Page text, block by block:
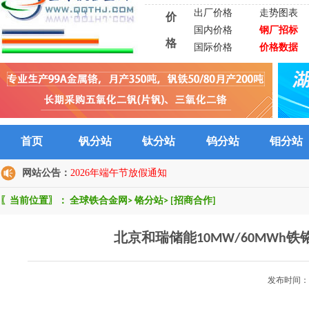
价
格
出厂价格
走势图表
国内价格
钢厂招标
国际价格
价格数据
首页 钒分站 钛分站 钨分站 钼分站
网站公告： 2026年端午节放假通知
〖当前位置〗： 全球铁合金网 > 铬分站> [招商合作]
北京和瑞储能10MW/60MWh铁
发布时间